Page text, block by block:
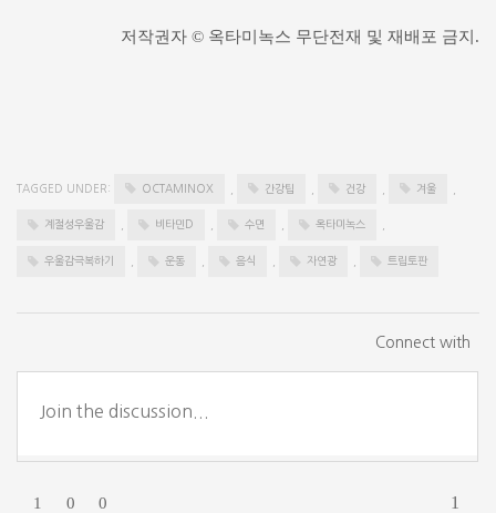
저작권자 © 옥타미녹스 무단전재 및 재배포 금지.
TAGGED UNDER: OCTAMINOX 간강팁 건강 겨울
계절성우울감 비타민D 수면 옥타미녹스
우울감극복하기 운동 음식 자연광 트립토판
Connect with
1 0 0 1